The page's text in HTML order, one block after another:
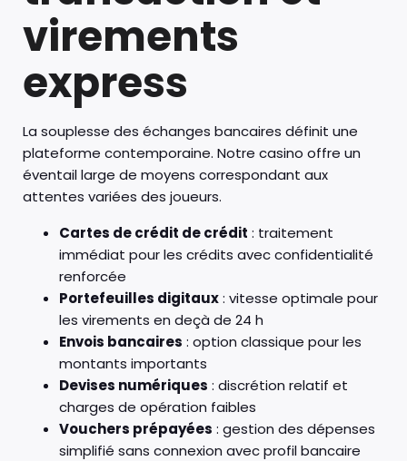
virements
express
La souplesse des échanges bancaires définit une
plateforme contemporaine. Notre casino offre un
éventail large de moyens correspondant aux
attentes variées des joueurs.
Cartes de crédit de crédit : traitement
immédiat pour les crédits avec confidentialité
renforcée
Portefeuilles digitaux: vitesse optimale pour
les virements en deçà de 24 h
Envois bancaires : option classique pour les
montants importants
Devises numériques : discrétion relatif et
charges de opération faibles
Vouchers prépayées : gestion des dépenses
simplifié sans connexion avec profil bancaire